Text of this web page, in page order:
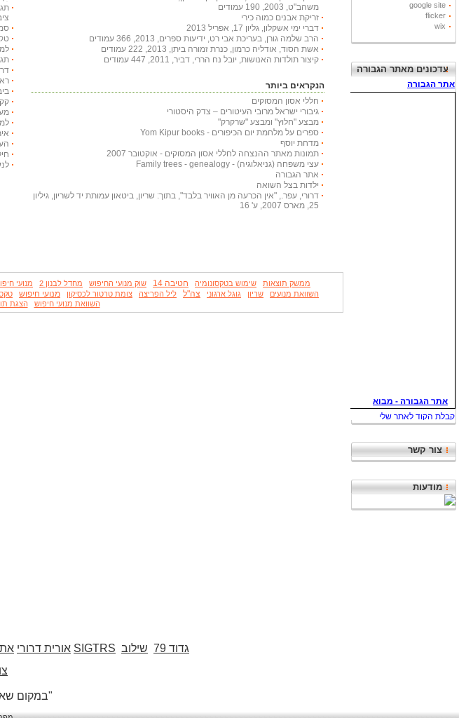
google site
flicker
wix
עדכונים מאתר הגבורה
צור קשר
מודעות
משהב"ט, 2003, 190 עמודים
זריקת אבנים כמוה כירי
דברי ימי אשקלון, גליון 17, אפריל 2013
הרב שלמה גורן, בעריכת אבי רט, ידיעות ספרים, 2013, 366 עמודים
אשת הסוד, אודליה כרמון, כנרת זמורה ביתן, 2013, 222 עמודים
קיצור תולדות האנושות, יובל נח הררי, דביר, 2011, 447 עמודים
הנקראים ביותר
חללי אסון המסוקים
גיבורי ישראל מרובי העיטורים – צדק היסטורי
מבצע "חלוץ" ומבצע "שרקרק"
ספרים על מלחמת יום הכיפורים - Yom Kipur books
מדחת יוסף
תמונות מאתר ההנצחה לחללי אסון המסוקים - אוקטובר 2007
עצי משפחה (גניאלוגיה) - Family trees - genealogy
אתר הגבורה
ילדות בצל השואה
דרורי, עפר., "אין הכרעה מן האוויר בלבד", בתוך: שריון, ביטאון עמותת יד לשריון, גיליון
25, מארס 2007, ע' 16
ממשק תוצאות שימוש בטקסונומיה חטיבה 14 שוק מנועי החיפוש מחדל לבנון 2 מנועי
השוואת מנועים
שריון גוגל ארגוני צה"ל ליל הפריצה צומת טרטור לכסיקון מנועי חיפוש
השוואת מנועי חיפוש
הצגת
גדוד 79 שילוב SIGTRS אורית דרורי
"במקום